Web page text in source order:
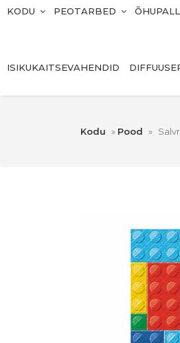
KODU PEOTARBED
ISIKUKAITSEVAHENDID
Kodu » Pood »